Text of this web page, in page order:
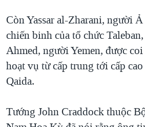
BÊN KIA QUỐC LỘ: TIẾNG VỌNG
QUAN HỆ VIỆT MỸ
Còn Yassar al-Zharani, người
chiến binh của tổ chức
Ahmed, người Yemen, được
hoạt vụ từ cấp trung tới cấp
Qaida.
Tướng John Craddock thuộc